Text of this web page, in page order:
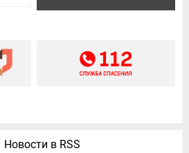
Новости в RSS